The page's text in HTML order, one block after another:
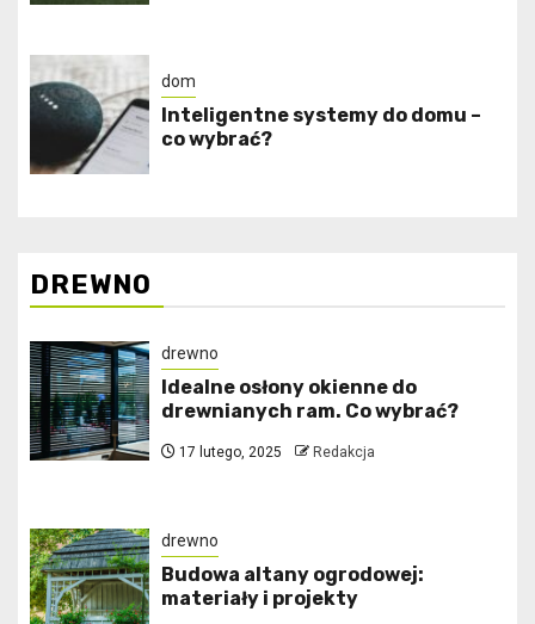
dom
Inteligentne systemy do domu –
co wybrać?
DREWNO
drewno
Idealne osłony okienne do
drewnianych ram. Co wybrać?
17 lutego, 2025 Redakcja
drewno
Budowa altany ogrodowej:
materiały i projekty